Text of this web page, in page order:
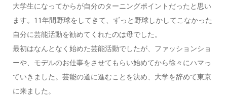
大学生になってからが自分のターニングポイントだったと思い
ます。11年間野球をしてきて、ずっと野球しかしてこなかった
自分に芸能活動を勧めてくれたのは母でした。
最初はなんとなく始めた芸能活動でしたが、ファッションショ
ーや、モデルのお仕事をさせてもらい始めてから徐々にハマっ
ていきました。芸能の道に進むことを決め、大学を辞めて東京
に来ました。